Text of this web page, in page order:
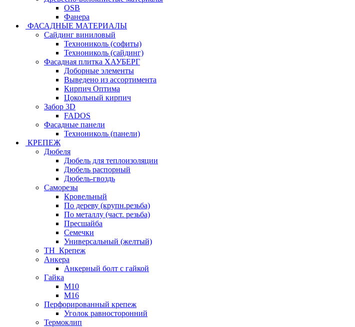
OSB
Фанера
ФАСАДНЫЕ МАТЕРИАЛЫ
Сайдинг виниловый
Технониколь (софиты)
Технониколь (сайдинг)
Фасадная плитка ХАУБЕРГ
Доборные элементы
Выведено из ассортимента
Кирпич Оптима
Цокольный кирпич
Забор 3D
FADOS
Фасадные панели
Технониколь (панели)
КРЕПЕЖ
Дюбеля
Дюбель для теплоизоляции
Дюбель распорный
Дюбель-гвоздь
Саморезы
Кровельный
По дереву (крупн.резьба)
По металлу (част. резьба)
Пресшайба
Семечки
Универсальный (желтый)
ТН_Крепеж
Анкера
Анкерный болт с гайкой
Гайка
М10
М16
Перфорированный крепеж
Уголок равносторонний
Термоклип